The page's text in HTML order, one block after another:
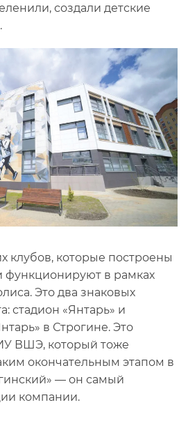
создали детские
клубов, которые построены
функционируют в рамках
Это два знаковых
стадион «Янтарь» и
в Строгине. Это
ВШЭ, который тоже
окончательным этапом в
— он самый
компании.